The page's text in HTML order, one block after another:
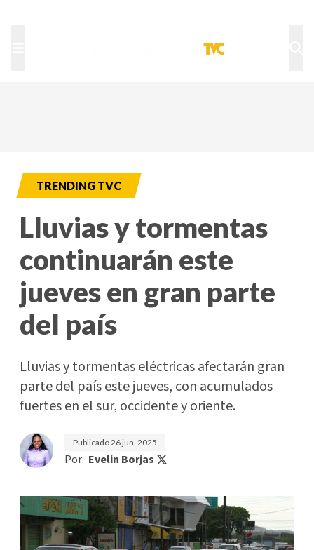
TRENDING TVC
Lluvias y tormentas
continuarán este
jueves en gran parte
del país
Lluvias y tormentas eléctricas afectarán gran
parte del país este jueves, con acumulados
fuertes en el sur, occidente y oriente.
Publicado26 jun. 2025
Por: Evelin Borjas